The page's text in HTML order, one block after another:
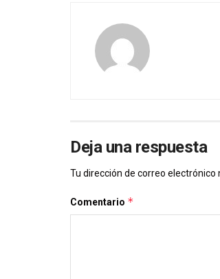
Deja una respuesta
Tu dirección de correo electrónico
Comentario *